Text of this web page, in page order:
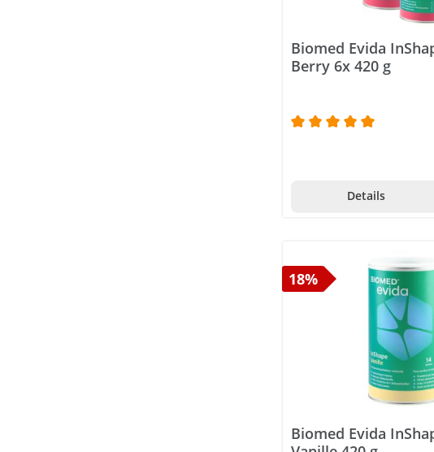
Biomed Evida
Berry 6x 420 g
Durchschnittliche
Details
18%
Biomed Evida